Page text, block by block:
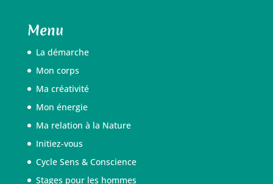
Menu
La démarche
Mon corps
Ma créativité
Mon énergie
Ma relation à la Nature
Initiez-vous
Cycle Sens & Conscience
Stages pour les hommes